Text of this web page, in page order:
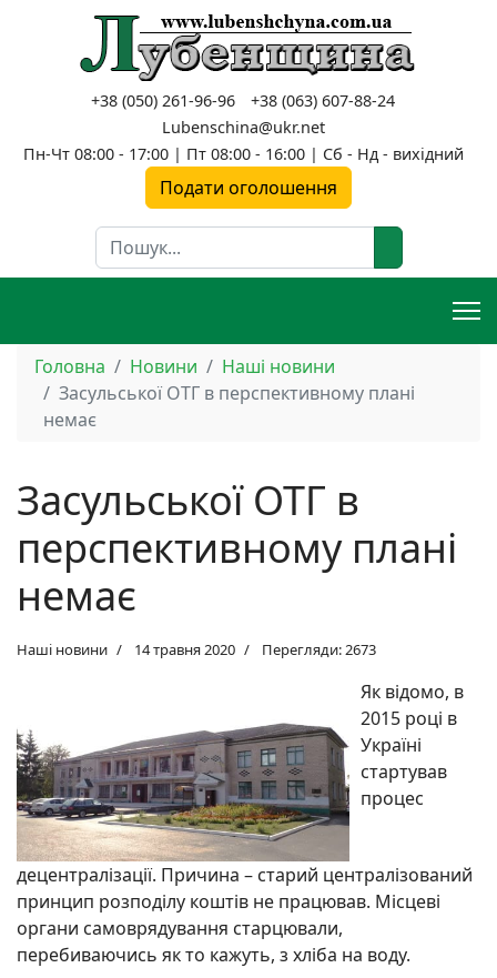
+38 (050) 261-96-96
+38 (063) 607-88-24
Lubenschina@ukr.net
Пн-Чт 08:00 - 17:00 | Пт 08:00 - 16:00 | Сб - Нд - вихідний
Подати оголошення
Пошук
Головна Новини
Наші новини
Засульської ОТГ в перспективному плані
немає
Засульської ОТГ в
перспективному плані
немає
Наші новини 14 травня 2020 Перегляди: 2673
Як відомо, в
2015 році в
Україні
стартував
процес
децентралізації. Причина – старий централізований
принцип розподілу коштів не працював. Місцеві
органи самоврядування старцювали,
перебиваючись як то кажуть, з хліба на воду.